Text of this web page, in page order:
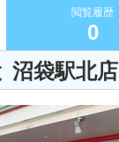
閲覧履歴
0
沼袋駅北店